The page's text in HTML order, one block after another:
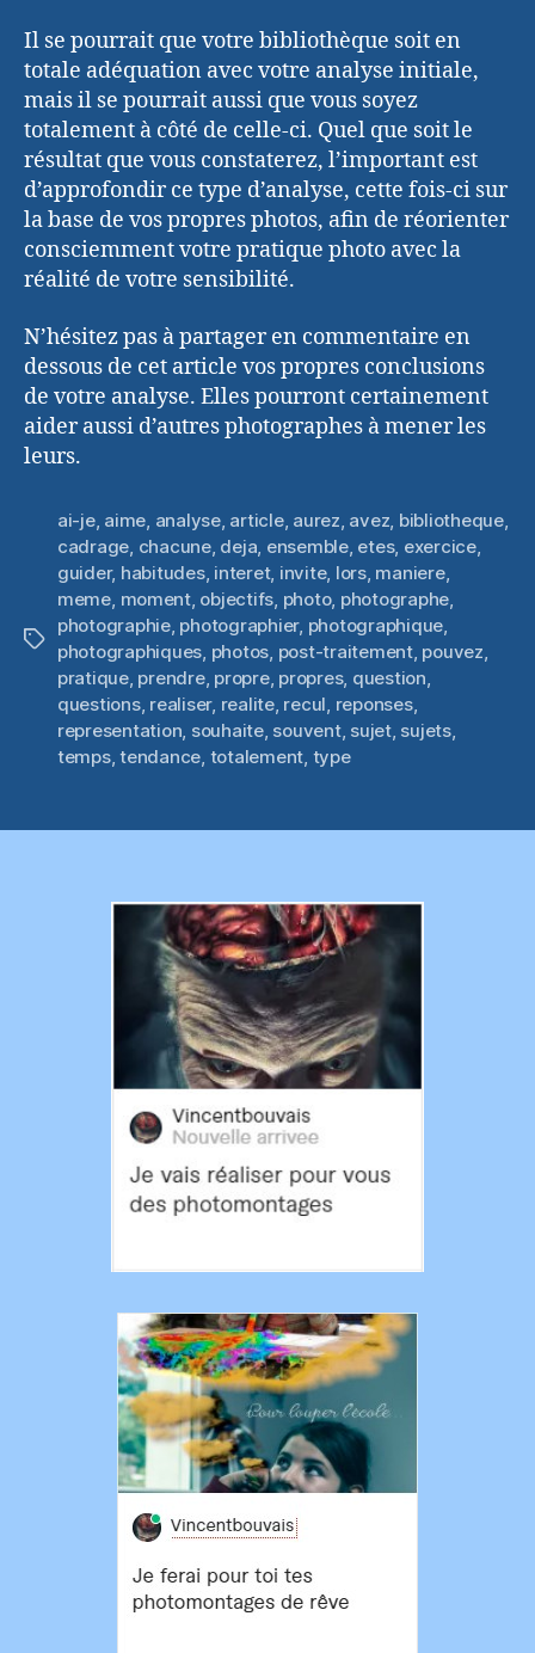
Il se pourrait que votre bibliothèque soit en
totale adéquation avec votre analyse initiale,
mais il se pourrait aussi que vous soyez
totalement à côté de celle-ci. Quel que soit le
résultat que vous constaterez, l’important est
d’approfondir ce type d’analyse, cette fois-ci sur
la base de vos propres photos, afin de réorienter
consciemment votre pratique photo avec la
réalité de votre sensibilité.
N’hésitez pas à partager en commentaire en
dessous de cet article vos propres conclusions
de votre analyse. Elles pourront certainement
aider aussi d’autres photographes à mener les
leurs.
Étiquettes
ai-je, aime analyse, article, aurez avez bibliotheque,
cadrage chacune, deja ensemble, etes, exercice,
guider, habitudes, interet, invite, lors, maniere,
meme moment, objectifs photo, photographe
photographie, photographier, photographique
photographiques photos post-traitement, pouvez
pratique, prendre, propre, propres, question
questions, realiser, realite, recul reponses,
representation souhaite, souvent, sujet, sujets,
temps,tendance totalement type